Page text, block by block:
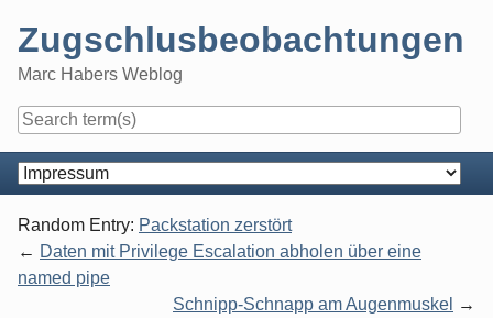
content
Zugschlusbeobachtungen
Marc Habers Weblog
Navigation
Random Entry: Packstation zerstört
Daten mit Privilege Escalation abholen über eine
named pipe
Schnipp-Schnapp am Augenmuskel